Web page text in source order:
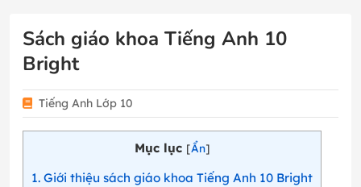
Sách giáo khoa Tiếng Anh 10
Bright
Tiếng Anh Lớp 10
Mục lục [Ẩn]
1 Giới thiệu sách giáo khoa Tiếng Anh 10 Bright